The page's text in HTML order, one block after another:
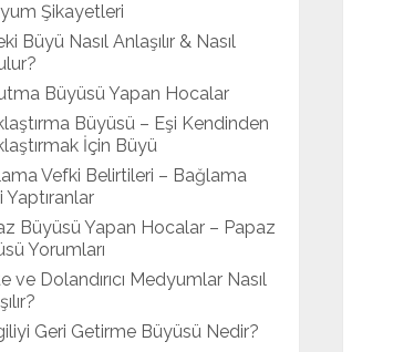
Şikayetleri
Büyü Nasıl Anlaşılır & Nasıl
Büyüsü Yapan Hocalar
Büyüsü – Eşi Kendinden
İçin Büyü
Vefki Belirtileri – Bağlama
Yaptıranlar
Büyüsü Yapan Hocalar – Papaz
Yorumları
ve Dolandırıcı Medyumlar Nasıl
Geri Getirme Büyüsü Nedir?